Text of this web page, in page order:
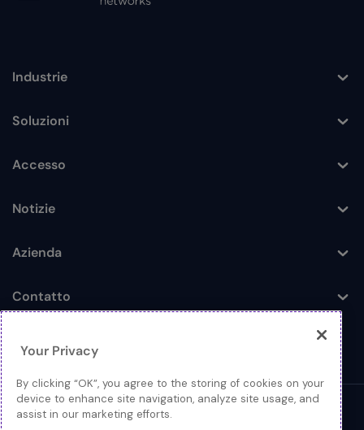
Toggle
Industrie
Toggle
Soluzioni
Toggle
Accesso
Toggle
Notizie
Toggle
Azienda
Toggle
Contatto
© 2026 Extreme Networks
Your Privacy
By clicking “OK”, you agree to the storing of cookies on your
device to enhance site navigation, analyze site usage, and
assist in our marketing efforts.